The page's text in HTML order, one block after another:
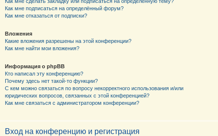
Как мне подписаться на определённый форум?
Как мне отказаться от подписки?
Вложения
Какие вложения разрешены на этой конференции?
Как мне найти мои вложения?
Информация о phpBB
Кто написал эту конференцию?
Почему здесь нет такой-то функции?
С кем можно связаться по вопросу некорректного использования и/или
юридических вопросов, связанных с этой конференцией?
Как мне связаться с администратором конференции?
Вход на конференцию и регистрация